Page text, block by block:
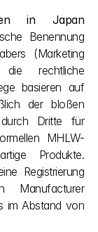
in Japan
Benennung
(Marketing
rechtliche
basieren auf
der bloßen
Dritte für
MHLW-
Produkte.
Registrierung
Manufacturer
im Abstand von